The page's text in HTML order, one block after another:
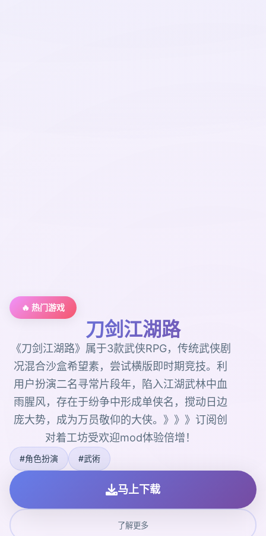
🔥 热门游戏
刀剑江湖路
《刀剑江湖路》属于3款武侠RPG，传统武侠剧
况混合沙盒希望素，尝试横版即时期竞技。利
用户扮演二名寻常片段年，陷入江湖武林中血
雨腥风，存在于纷争中形成单侠名，搅动日边
庞大势，成为万员敬仰的大侠。》》》订阅创
对着工坊受欢迎mod体验倍增！
#角色扮演 #武術
马上下载
了解更多